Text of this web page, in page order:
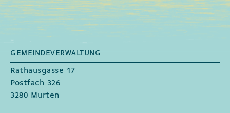
Fusszeile
GEMEINDEVERWALTUNG
Rathausgasse 17
Postfach 326
3280 Murten